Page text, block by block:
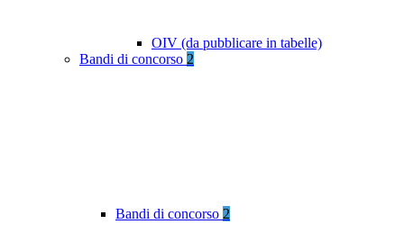
OIV (da pubblicare in tabelle)
Bandi di concorso 2
Bandi di concorso 2